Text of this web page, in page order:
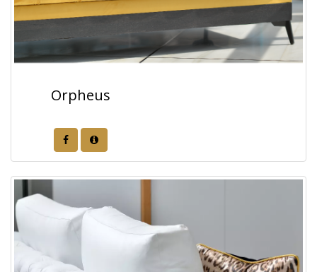
Orpheus